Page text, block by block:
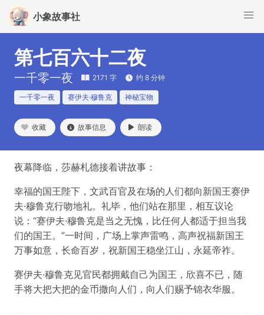
小象故事社
第七百六十二夜
一千零一夜 2171 字 约 8 分钟
一千零一夜 赛伊夫·穆鲁克 神秘宝物
收藏 故事信息 朗读
夜幕降临，莎赫札德接着讲故事：
幸福的国王陛下，文武百官及在场的人们都向新国王赛伊
夫·穆鲁克行吻地礼。礼毕，他们站在那里，相互议论
说：“赛伊夫·穆鲁克是当之无愧，比任何人都适于担当我
们的国王。”一时间，广场上掌声雷鸣，高声祝福新国王
万事如意，长命百岁，祝新国王稳坐江山，永延帝祚。
赛伊夫·穆鲁克见官民都拥戴自己为国王，欣喜不已，随
手将大把大把的金币撒向人们，向人们赐予锦衣华服。